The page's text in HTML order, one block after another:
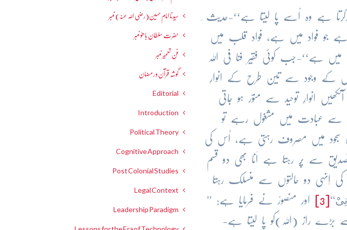
ہے وہ اُسے پا لیتا ہے‘‘-حدیث
جو فواد میں ہے، فواد قلب میں
جب کوئی فقیر فنا فی اللہ
اُس کے وجود سے تین طرح کے انوارِ
انوارِ توحید سے منوّر ہو جاتی
سے عبادت میں مشغول رہے تو
سجود میں مصروف رہتی ہے، اُس کی
سے پُر رہتا ہے اَنا بھی دو قسم
کی اِنہی دو حالتوں سے منسلک رہتا
اور منصورؒ نے فرمایا ہے: ’’
راز (اللہ)کو پا لیتا ہے-
سیدنا امام حسین(رضی اللہ عنہ) نمبر
حضرت سلطان باھوؒ نمبر
فنِ تعمیر نمبر
گوشہ قرآن و رمضان
Editorial
Introduction
Political Theory
Cognitive Approach
Post Colonial Studies
Legal Context
Leadership Paradigm